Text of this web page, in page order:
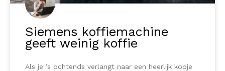
Siemens koffiemachine
geeft weinig koffie
Als je ’s ochtends verlangt naar een heerlijk kopje